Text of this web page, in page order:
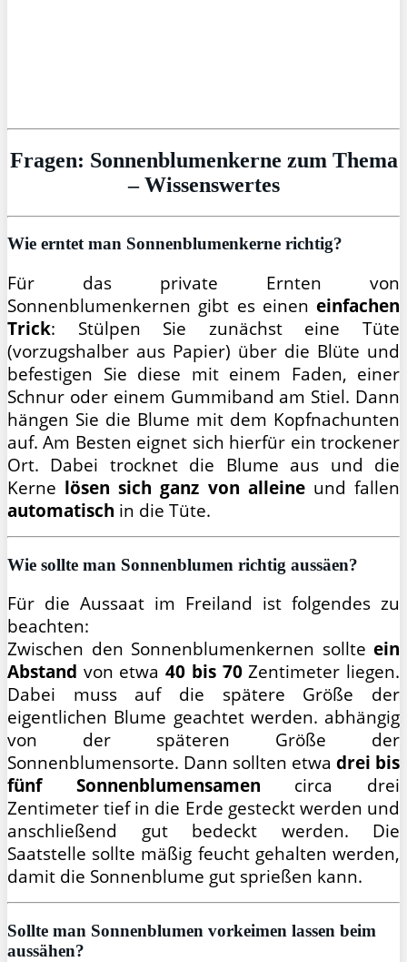
Fragen: Sonnenblumenkerne zum Thema
– Wissenswertes
Wie erntet man Sonnenblumenkerne richtig?
Für das private Ernten von
Sonnenblumenkernen gibt es einen einfachen
Trick: Stülpen Sie zunächst eine Tüte
(vorzugshalber aus Papier) über die Blüte und
befestigen Sie diese mit einem Faden, einer
Schnur oder einem Gummiband am Stiel. Dann
hängen Sie die Blume mit dem Kopfnachunten
auf. Am Besten eignet sich hierfür ein trockener
Ort. Dabei trocknet die Blume aus und die
Kerne lösen sich ganz von alleineund fallen
automatisch in die Tüte.
Wie sollte man Sonnenblumen richtig aussäen?
Für die Aussaat im Freiland ist folgendes zu
beachten:
Zwischen den Sonnenblumenkernen sollte ein
Abstand von etwa40 bis 70Zentimeter liegen.
Dabei muss auf die spätere Größe der
eigentlichen Blume geachtet werden. abhängig
von der späteren Größe der
Sonnenblumensorte. Dann sollten etwa drei bis
fünf Sonnenblumensamen circa drei
Zentimeter tief in die Erde gesteckt werden und
anschließend gut bedeckt werden. Die
Saatstelle sollte mäßig feucht gehalten werden,
damit die Sonnenblume gut sprießen kann.
Sollte man Sonnenblumen vorkeimen lassen beim
aussähen?